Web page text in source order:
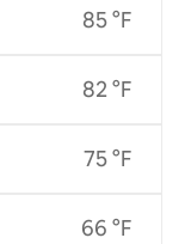
85 °F
82 °F
75 °F
66 °F